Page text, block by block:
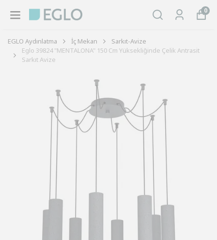
0
EGLO Aydınlatma İç Mekan
Sarkıt-Avize
Eglo 39824 "MENTALONA" 150 Cm Yüksekliğinde Çelik Antrasit
Sarkıt Avize